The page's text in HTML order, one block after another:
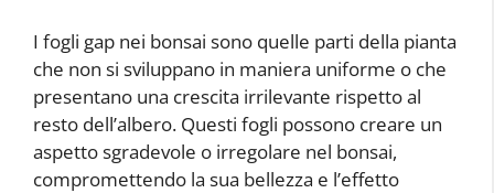
I fogli gap nei bonsai sono quelle parti della pianta
che non si sviluppano in maniera uniforme o che
presentano una crescita irrilevante rispetto al
resto dell’albero. Questi fogli possono creare un
aspetto sgradevole o irregolare nel bonsai,
compromettendo la sua bellezza e l’effetto